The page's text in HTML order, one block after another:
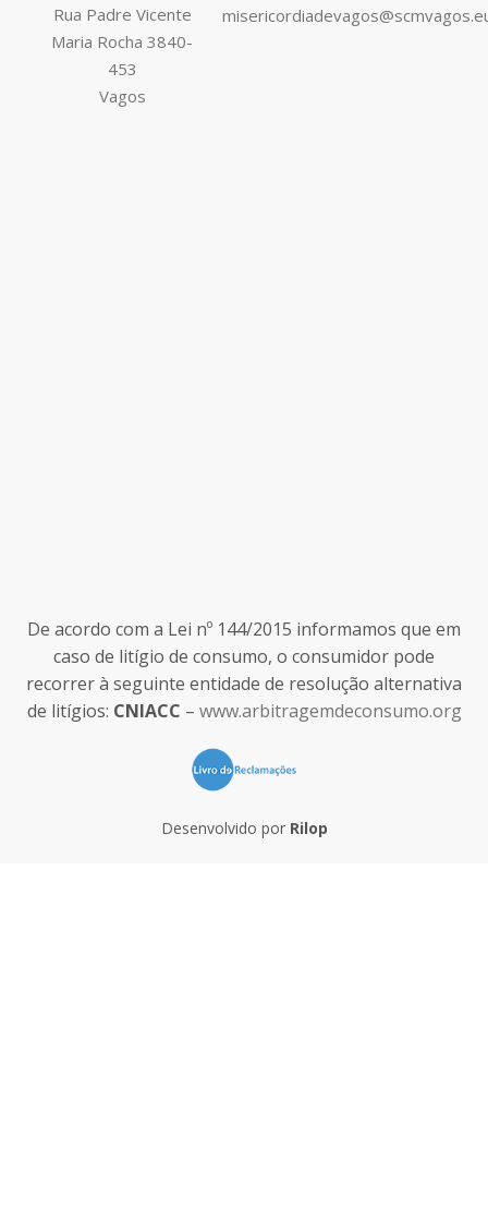
Rua Padre Vicente
Maria Rocha 3840-
453
Vagos
De acordo com a Lei nº 144/2015 informamos que em
caso de litígio de consumo, o consumidor pode
recorrer à seguinte entidade de resolução alternativa
de litígios: CNIACC – www.arbitragemdeconsumo.org
Desenvolvido por Rilop